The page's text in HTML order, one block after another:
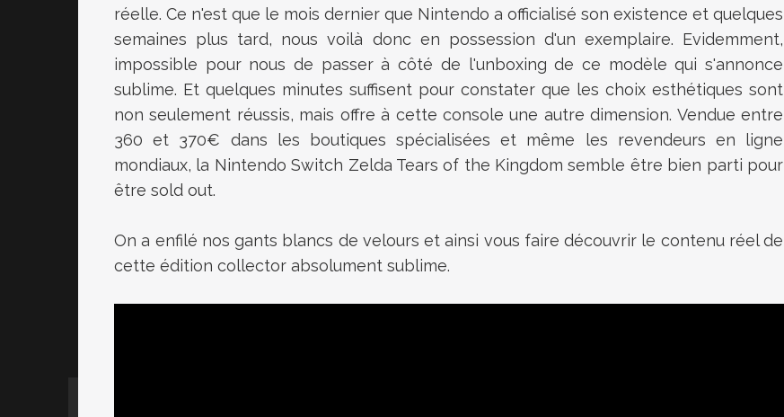
réelle. Ce n'est que le mois dernier que Nintendo a officialisé son existence et quelques
semaines plus tard, nous voilà donc en possession d'un exemplaire. Evidemment,
impossible pour nous de passer à côté de l'unboxing de ce modèle qui s'annonce
sublime. Et quelques minutes suffisent pour constater que les choix esthétiques sont
non seulement réussis, mais offre à cette console une autre dimension. Vendue entre
360 et 370€ dans les boutiques spécialisées et même les revendeurs en ligne
mondiaux, la Nintendo Switch Zelda Tears of the Kingdom semble être bien parti pour
être sold out.
On a enfilé nos gants blancs de velours et ainsi vous faire découvrir le contenu réel de
cette édition collector absolument sublime.